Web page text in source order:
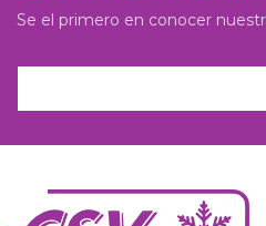
Se el primero en conocer